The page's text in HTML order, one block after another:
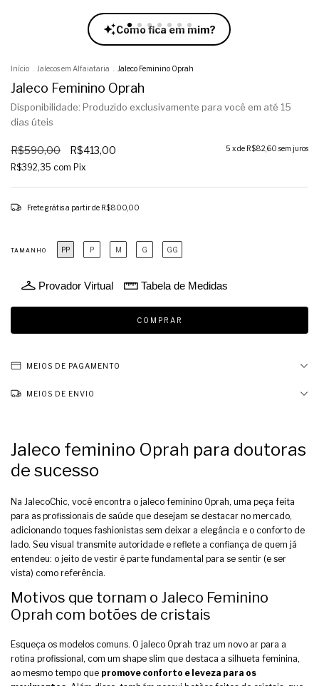
Como fica em mim?
Início Jalecos em Alfaiataria Jaleco Feminino Oprah
Jaleco Feminino Oprah
Disponibilidade: Produzido exclusivamente para você em até 15
dias úteis
R$590,00 R$413,00 5 x de R$82,60 sem juros
R$392,35 com Pix
Frete grátisa partir de R$800,00
TAMANHO PP P M G GG
Provador Virtual Tabela de Medidas
MEIOS DE PAGAMENTO
MEIOS DE ENVIO
Jaleco feminino Oprah para doutoras
de sucesso
Na JalecoChic, você encontra o jaleco feminino Oprah, uma peça feita
para as profissionais de saúde que desejam se destacar no mercado,
adicionando toques fashionistas sem deixar a elegância e o conforto de
lado. Seu visual transmite autoridade e reflete a confiança de quem já
entendeu: o jeito de vestir é parte fundamental para se sentir (e ser
vista) como referência.
Motivos que tornam o Jaleco Feminino
Oprah com botões de cristais
Esqueça os modelos comuns. O jaleco Oprah traz um novo ar para a
rotina profissional, com um shape slim que destaca a silhueta feminina,
ao mesmo tempo que promove conforto e leveza para os